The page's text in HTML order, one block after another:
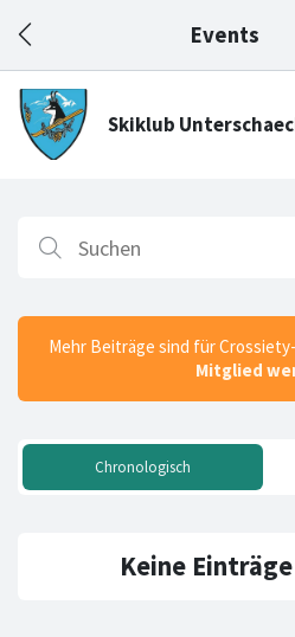
Events
Mehr Beiträge sind für
Mitglied
Chronologisch
Keine